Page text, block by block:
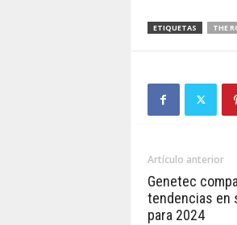
ETIQUETAS THE
Artículo anterior
Genetec
tendencias en
para 2024